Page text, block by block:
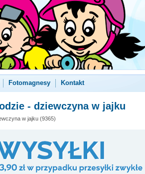
Fotomagnesy Kontakt
- dziewczyna w jajku
w jajku (9365)